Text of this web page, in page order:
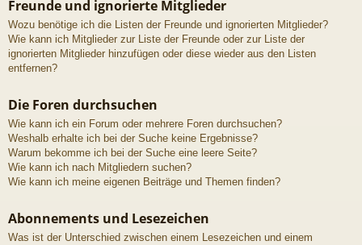
Freunde und ignorierte Mitglieder
Wozu benötige ich die Listen der Freunde und ignorierten Mitglieder?
Wie kann ich Mitglieder zur Liste der Freunde oder zur Liste der
ignorierten Mitglieder hinzufügen oder diese wieder aus den Listen
entfernen?
Die Foren durchsuchen
Wie kann ich ein Forum oder mehrere Foren durchsuchen?
Weshalb erhalte ich bei der Suche keine Ergebnisse?
Warum bekomme ich bei der Suche eine leere Seite?
Wie kann ich nach Mitgliedern suchen?
Wie kann ich meine eigenen Beiträge und Themen finden?
Abonnements und Lesezeichen
Was ist der Unterschied zwischen einem Lesezeichen und einem